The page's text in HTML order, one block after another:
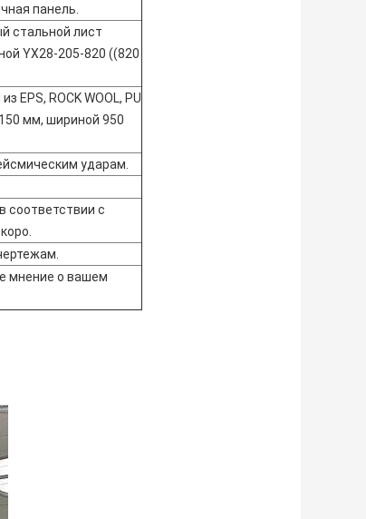
панель.
стальной лист
YX28-205-820 ((820
EPS, ROCK WOOL, PU
мм, шириной 950
ударам.
соответствии с
мнение о вашем